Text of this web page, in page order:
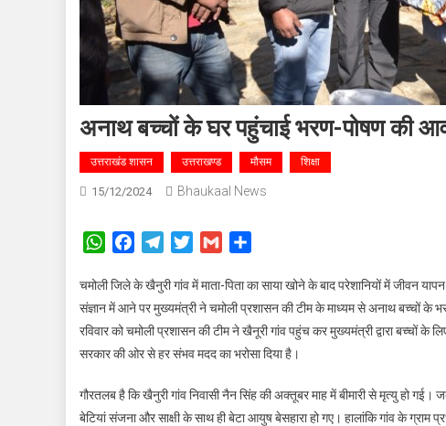
अनाथ बच्चों के घर पहुंचाई भरण-पोषण की
उत्तराखंड शासन उत्तराखण्ड मौसम शिक्षा
15/12/2024 Bhaukaal News
WhatsAppFacebookTelegramTwitterGmail
चमोली जिले के खैनुरी गांव में माता-पिता का साया खोने के बाद परेशानियों में जीवन
संज्ञान में आने पर मुख्यमंत्री ने चमोली प्रशासन की टीम के माध्यम से अनाथ बच्चों के
रविवार को चमोली प्रशासन की टीम ने खैनूरी गांव पहुंच कर मुख्यमंत्री द्वारा
सरकार की ओर से हर संभव मदद का भरोसा दिया है।
गौरतलब है कि खैनुरी गांव निवासी नैन सिंह की अक्तूबर माह में बीमारी से मृत्यु हो
बेटियां संजना और साक्षी के साथ ही बेटा आयुष बेसहारा हो गए। हालांकि गांव के ग्राम